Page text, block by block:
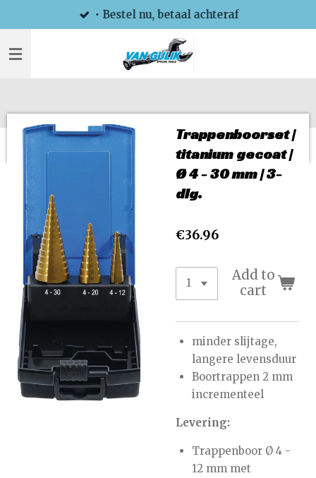
to
main
• Bestel nu, betaal achteraf
Trappenboorset |
titanium gecoat |
Ø 4 - 30 mm | 3-
dlg.
€36.96
Add to
cart
minder slijtage,
langere levensduur
Boortrappen 2 mm
incrementeel
Levering:
Trappenboor Ø 4 -
12 mm met